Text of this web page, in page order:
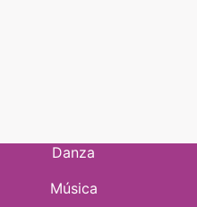
Danza
Música